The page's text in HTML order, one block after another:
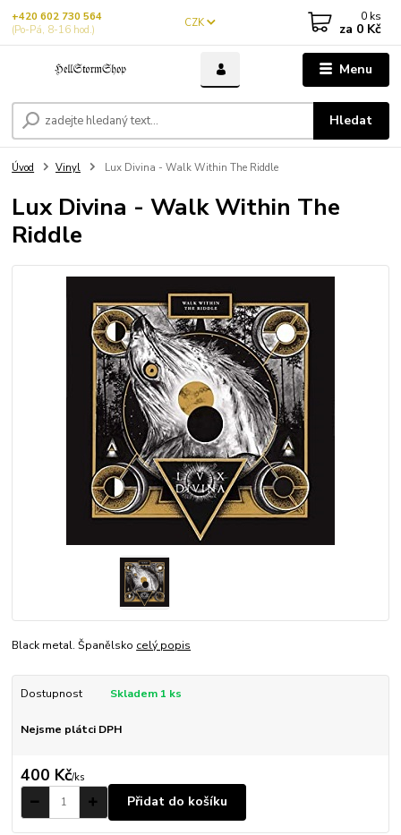
Menu
CZK
Hledat
+420 602 730 564
(Po-Pá, 8-16 hod.)
0 ks
za 0 Kč
Úvod Vinyl Lux Divina - Walk Within The Riddle
Lux Divina - Walk Within The
Riddle
Black metal. Španělsko celý popis
Dostupnost Skladem 1 ks
Nejsme plátci DPH
400 Kč/ks
Přidat do košíku